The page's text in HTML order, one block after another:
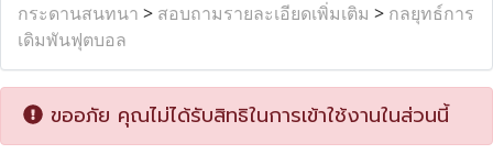
กระดานสนทนา > สอบถามรายละเอียดเพิ่มเติม > กลยุทธ์การ
เดิมพันฟุตบอล
ขออภัย คุณไม่ได้รับสิทธิในการเข้าใช้งานในส่วนนี้